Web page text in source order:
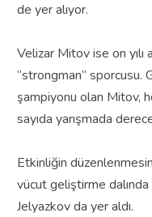
de yer alıyor.
Velizar Mitov ise on yılı
“strongman” sporcusu.
şampiyonu olan Mitov,
sayıda yarışmada
Etkinliğin
vücut geliştirme
Jelyazkov da yer aldı.